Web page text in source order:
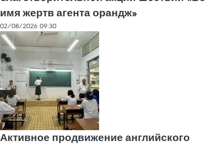
имя жертв агента орандж»
02/08/2026 09:30
Активное продвижение английского